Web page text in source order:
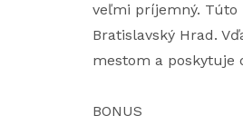
veľmi príjemný.
Bratislavský Hrad.
mestom a poskytuje
BONUS